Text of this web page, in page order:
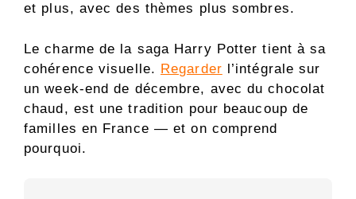
et plus, avec des thèmes plus sombres.
Le charme de la saga Harry Potter tient à sa
cohérence visuelle. Regarder l’intégrale sur
un week-end de décembre, avec du chocolat
chaud, est une tradition pour beaucoup de
familles en France — et on comprend
pourquoi.